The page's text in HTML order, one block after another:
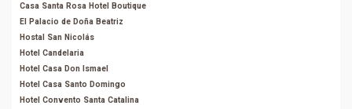
Casa Santa Rosa Hotel Boutique
El Palacio de Doña Beatriz
Hostal San Nicolás
Hotel Candelaria
Hotel Casa Don Ismael
Hotel Casa Santo Domingo
Hotel Convento Santa Catalina